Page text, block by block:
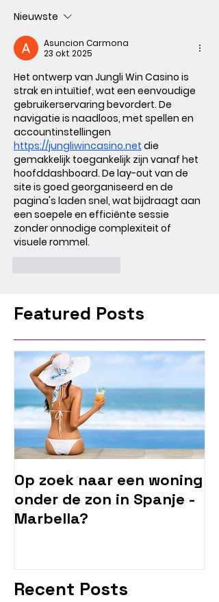
Nieuwste
Asuncion Carmona
23 okt 2025
Het ontwerp van Jungli Win Casino is
strak en intuïtief, wat een eenvoudige
gebruikerservaring bevordert. De
navigatie is naadloos, met spellen en
accountinstellingen
https://jungliwincasino.net die
gemakkelijk toegankelijk zijn vanaf het
hoofddashboard. De lay-out van de
site is goed georganiseerd en de
pagina's laden snel, wat bijdraagt aan
een soepele en efficiënte sessie
zonder onnodige complexiteit of
visuele rommel.
Featured Posts
Op zoek naar een woning
onder de zon in Spanje -
Marbella?
Recent Posts